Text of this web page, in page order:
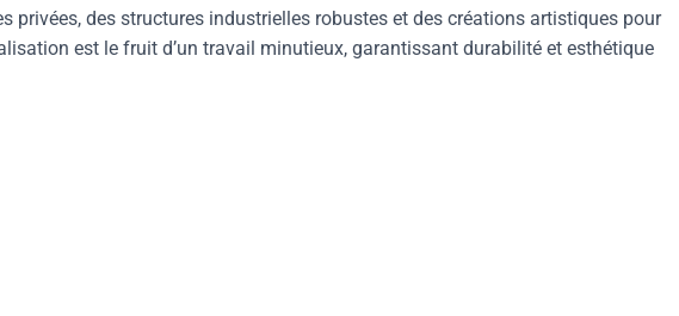
privées, des structures industrielles robustes et des créations artistiques pour
est le fruit d’un travail minutieux, garantissant durabilité et esthétique